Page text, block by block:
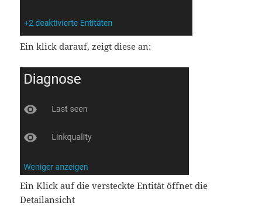
Ein klick darauf, zeigt diese an:
Ein Klick auf die versteckte Entität öffnet die
Detailansicht